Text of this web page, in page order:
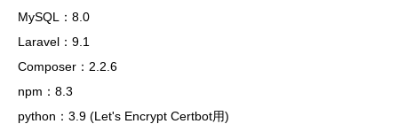
MySQL：8.0
Laravel：9.1
Composer：2.2.6
npm：8.3
python：3.9 (Let's Encrypt Certbot用)